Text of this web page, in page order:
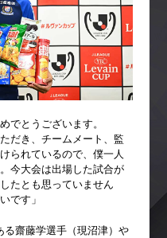
とうございます。
だき、チームメート、監
られているので、僕一人
今大会は出場した試合が
たとも思っていません
です」
齋藤学選手（現沼津）や